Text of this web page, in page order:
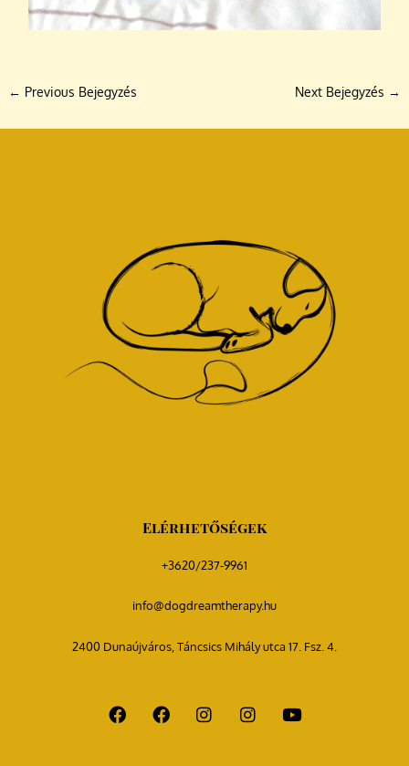
← Previous Bejegyzés Next Bejegyzés →
Elérhetőségek
+3620/237-9961
info@dogdreamtherapy.hu
2400 Dunaújváros, Táncsics Mihály utca 17. Fsz. 4.
F
a
F
a
I
n
I
n
Y
o